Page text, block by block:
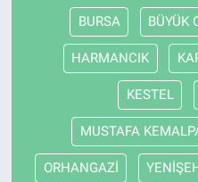
BURSA BÜYÜK
HARMANCIK
KESTEL
MUSTAFA
ORHANGAZİ